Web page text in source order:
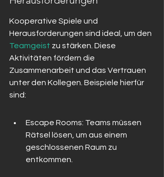
Kooperative Spiele und
Herausforderungen sind ideal, um den
Teamgeist zu stärken. Diese
Aktivitäten fördern die
Zusammenarbeit und das Vertrauen
unter den Kollegen. Beispiele hierfür
sind:
Escape Rooms: Teams müssen
Rätsel lösen, um aus einem
geschlossenen Raum zu
entkommen.